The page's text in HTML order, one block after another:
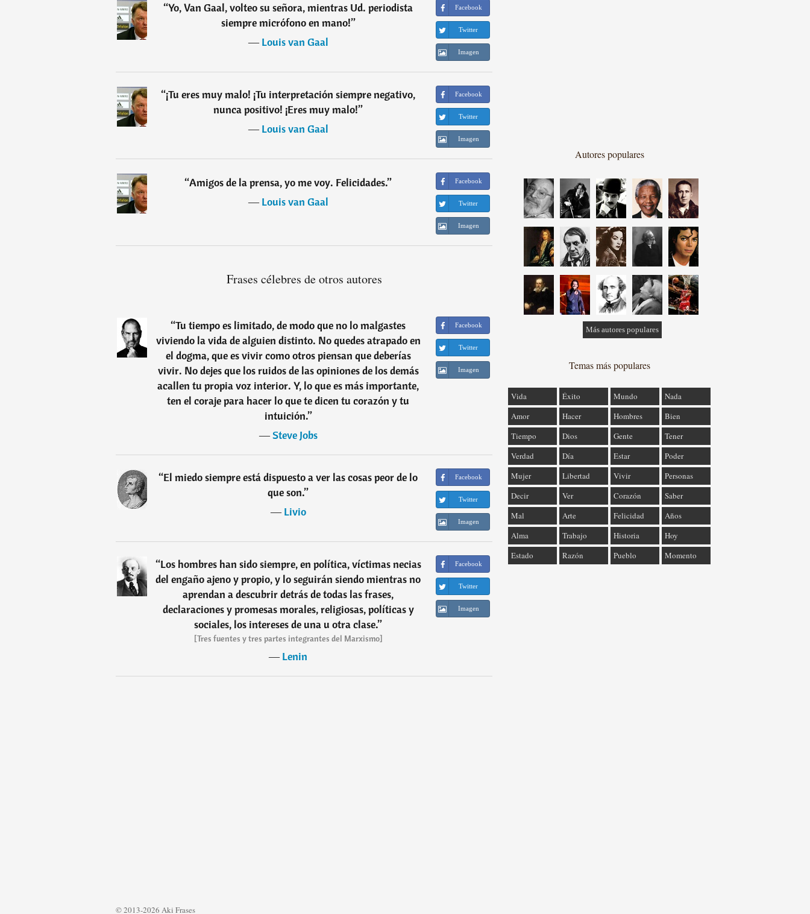
“Yo, Van Gaal, volteo su señora, mientras Ud. periodista
siempre micrófono en mano!”
―Louis van Gaal
Facebook
Twitter
Imagen
“¡Tu eres muy malo! ¡Tu interpretación siempre negativo,
nunca positivo! ¡Eres muy malo!”
―Louis van Gaal
Facebook
Twitter
Imagen
“Amigos de la prensa, yo me voy. Felicidades.”
―Louis van Gaal
Facebook
Twitter
Imagen
Frases célebres de otros autores
“Tu tiempo es limitado, de modo que no lo malgastes
viviendo la vida de alguien distinto. No quedes atrapado en
el dogma, que es vivir como otros piensan que deberías
vivir. No dejes que los ruidos de las opiniones de los demás
acallen tu propia voz interior. Y, lo que es más importante,
ten el coraje para hacer lo que te dicen tu corazón y tu
intuición.”
―Steve Jobs
Facebook
Twitter
Imagen
“El miedo siempre está dispuesto a ver las cosas peor de lo
que son.”
―Livio
Facebook
Twitter
Imagen
“Los hombres han sido siempre, en política, víctimas necias
del engaño ajeno y propio, y lo seguirán siendo mientras no
aprendan a descubrir detrás de todas las frases,
declaraciones y promesas morales, religiosas, políticas y
sociales, los intereses de una u otra clase.”
[Tres fuentes y tres partes integrantes del Marxismo]
―Lenin
Facebook
Twitter
Imagen
Autores populares
Más autores populares
Temas más populares
Vida Éxito Mundo
Nada
Amor
Hacer Hombres
Bien
Tiempo
Dios Gente
Tener
Verdad
Día Estar
Poder
Mujer
Libertad Vivir
Personas
Decir
Ver Corazón
Saber
Mal
Arte Felicidad
Años
Alma
Trabajo Historia
Hoy
Estado
Razón Pueblo Momento
© 2013-2026 Aki Frases